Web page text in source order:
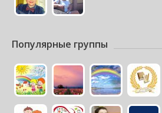
Популярные группы